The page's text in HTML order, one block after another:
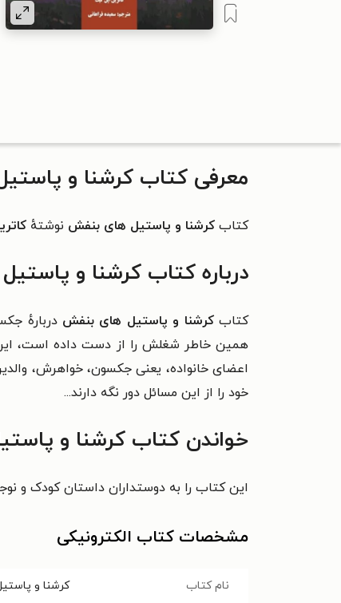
معرفی کتاب کرشنا و
کتاب کرشنا و پاستیل های بنفش نوشتهٔ
درباره کتاب کرشنا و
کتابکرشنا و پاستیل های بنفش دربارهٔ
همین خاطر شغلش را از دست داده است، این
اعضای خانواده، یعنی جکسون، خواهرش،
خود را از این مسائل دور نگه دارند...
خواندن کتاب کرشنا و
این کتاب را به دوستداران داستان کودک و
مشخصات کتاب الکترونیکی
نام کتاب کرشنا و